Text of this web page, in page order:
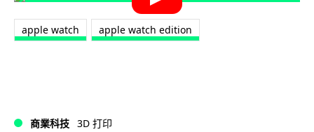
apple watch apple watch edition
商業科技 3D 打印